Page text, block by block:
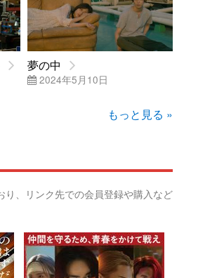
夢の中
2024年5月10日
もっと見る »
、リンク先での会員登録や購入など